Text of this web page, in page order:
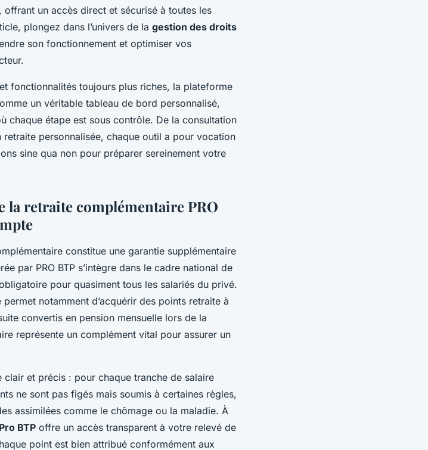
un accès direct et sécurisé à toutes les
plongez dans l’univers de la gestion des droits
son fonctionnement et optimiser vos
fonctionnalités toujours plus riches, la plateforme
un véritable tableau de bord personnalisé,
chaque étape est sous contrôle. De la consultation
personnalisée, chaque outil a pour vocation
sine qua non pour préparer sereinement votre
la retraite complémentaire PRO
constitue une garantie supplémentaire
par PRO BTP s’intègre dans le cadre national de
pour quasiment tous les salariés du privé.
notamment d’acquérir des points retraite à
convertis en pension mensuelle lors de la
représente un complément vital pour assurer un
et précis : pour chaque tranche de salaire
ne sont pas figés mais soumis à certaines règles,
assimilées comme le chômage ou la maladie. À
BTP offre un accès transparent à votre relevé de
point est bien attribué conformément aux